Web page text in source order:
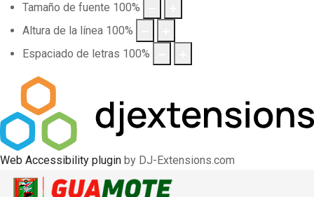
Tamaño de fuente 100%
Altura de la línea 100%
Espaciado de letras 100%
Web Accessibility plugin by DJ-Extensions.com